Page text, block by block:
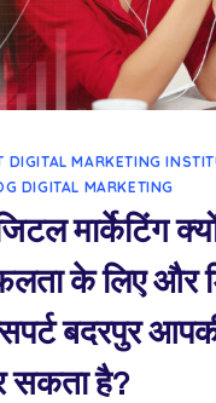
है?
DIGITAL MARKETING
DIGITAL MARKETING
मार्केटिंग
के लिए और
बदरपुर
सकता है?